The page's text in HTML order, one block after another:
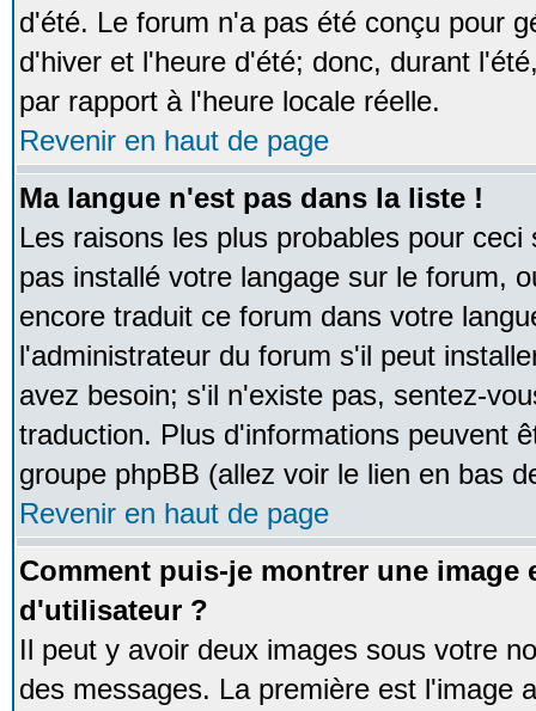
d'été. Le forum n'a pas été conçu pour
d'hiver et l'heure d'été; donc, durant
par rapport à l'heure locale réelle.
Revenir en haut de page
Ma langue n'est pas dans la liste !
Les raisons les plus probables pour
pas installé votre langage sur le forum,
encore traduit ce forum dans votre
l'administrateur du forum s'il peut
avez besoin; s'il n'existe pas, sentez-
traduction. Plus d'informations peuvent
groupe phpBB (allez voir le lien en bas
Revenir en haut de page
Comment puis-je montrer une image
d'utilisateur ?
Il peut y avoir deux images sous votre
des messages. La première est l'image